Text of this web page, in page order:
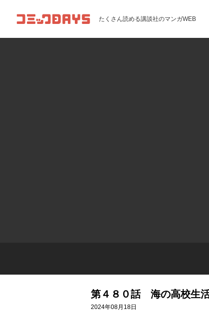
コミックDAYS たくさん読める講談社のマンガWEB
第４８０話 海の高校生活
2024年08月18日